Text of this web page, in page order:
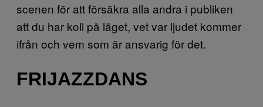
scenen för att försäkra alla andra i publiken
att du har koll på läget, vet var ljudet kommer
ifrån och vem som är ansvarig för det.
FRIJAZZDANS